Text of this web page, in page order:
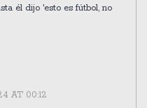
él dijo 'esto es fútbol, no
AT 00:12